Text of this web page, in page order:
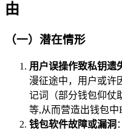
由
（一）潜在情形
用户误操作致私钥遗
漫征途中，用户或许
记词（部分钱包仰仗
等,从而营造出钱包中
钱包软件故障或漏洞